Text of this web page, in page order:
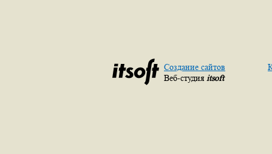
Создание сайтов
Веб-студия itsoft